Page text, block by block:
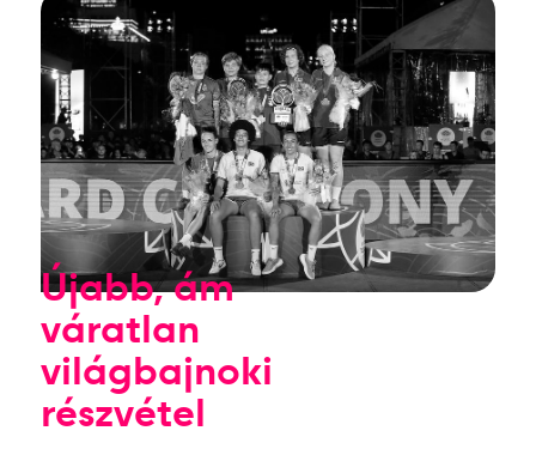
Újabb, ám
váratlan
világbajnoki
részvétel